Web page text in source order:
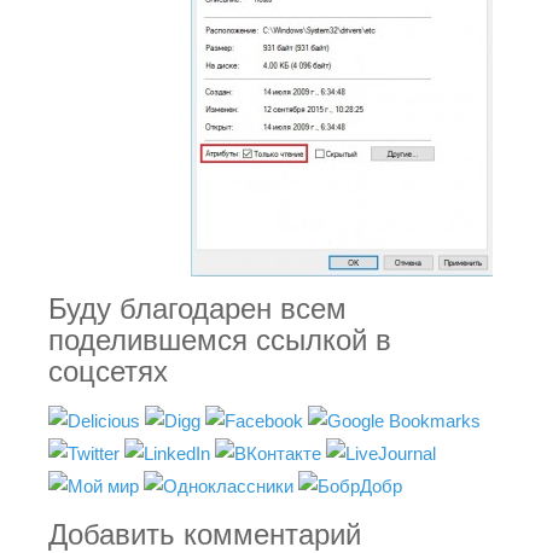
Буду благодарен всем
поделившемся ссылкой в
соцсетях
Добавить комментарий